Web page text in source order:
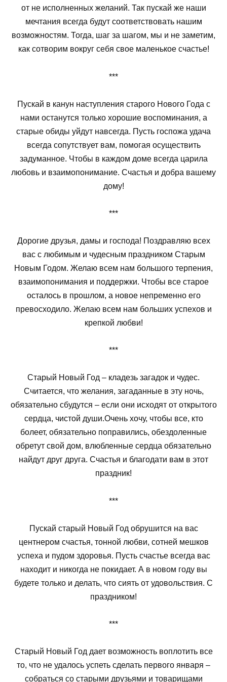
от не исполненных желаний. Так пускай же наши
мечтания всегда будут соответствовать нашим
возможностям. Тогда, шаг за шагом, мы и не заметим,
как сотворим вокруг себя свое маленькое счастье!
***
Пускай в канун наступления старого Нового Года с
нами останутся только хорошие воспоминания, а
старые обиды уйдут навсегда. Пусть госпожа удача
всегда сопутствует вам, помогая осуществить
задуманное. Чтобы в каждом доме всегда царила
любовь и взаимопонимание. Счастья и добра вашему
дому!
***
Дорогие друзья, дамы и господа! Поздравляю всех
вас с любимым и чудесным праздником Старым
Новым Годом. Желаю всем нам большого терпения,
взаимопонимания и поддержки. Чтобы все старое
осталось в прошлом, а новое непременно его
превосходило. Желаю всем нам больших успехов и
крепкой любви!
***
Старый Новый Год – кладезь загадок и чудес.
Считается, что желания, загаданные в эту ночь,
обязательно сбудутся – если они исходят от открытого
сердца, чистой души.Очень хочу, чтобы все, кто
болеет, обязательно поправились, обездоленные
обретут свой дом, влюбленные сердца обязательно
найдут друг друга. Счастья и благодати вам в этот
праздник!
***
Пускай старый Новый Год обрушится на вас
центнером счастья, тонной любви, сотней мешков
успеха и пудом здоровья. Пусть счастье всегда вас
находит и никогда не покидает. А в новом году вы
будете только и делать, что сиять от удовольствия. С
праздником!
***
Старый Новый Год дает возможность воплотить все
то, что не удалось успеть сделать первого января –
собраться со старыми друзьями и товарищами